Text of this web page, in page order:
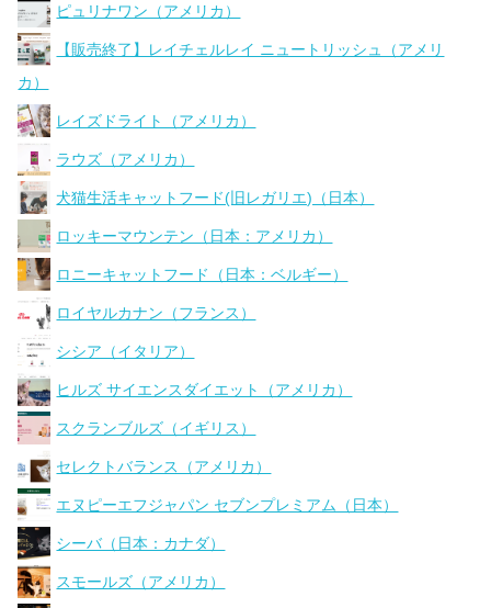
ピュリナワン（アメリカ）
【販売終了】レイチェルレイ ニュートリッシュ（アメリ
カ）
レイズドライト（アメリカ）
ラウズ（アメリカ）
犬猫生活キャットフード(旧レガリエ)（日本）
ロッキーマウンテン（日本：アメリカ）
ロニーキャットフード（日本：ベルギー）
ロイヤルカナン（フランス）
シシア（イタリア）
ヒルズ サイエンスダイエット（アメリカ）
スクランブルズ（イギリス）
セレクトバランス（アメリカ）
エヌピーエフジャパン セブンプレミアム（日本）
シーバ（日本：カナダ）
スモールズ（アメリカ）